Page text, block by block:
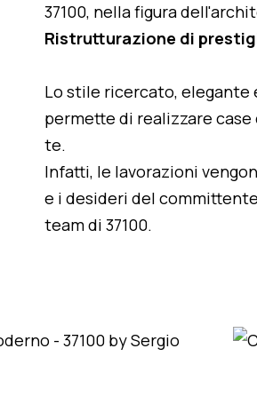
37100, nella figura
Ristrutturazione di
Lo stile ricercato,
permette di realizzare
te.
Infatti, le lavorazioni
e i desideri del
team di 37100.